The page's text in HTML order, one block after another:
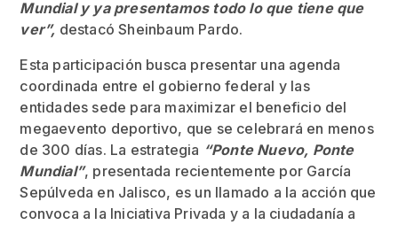
Mundial y ya presentamos todo lo que tiene que
ver”, destacó Sheinbaum Pardo.
Esta participación busca presentar una agenda
coordinada entre el gobierno federal y las
entidades sede para maximizar el beneficio del
megaevento deportivo, que se celebrará en menos
de 300 días. La estrategia “Ponte Nuevo, Ponte
Mundial”, presentada recientemente por García
Sepúlveda en Jalisco, es un llamado a la acción que
convoca a la Iniciativa Privada y a la ciudadanía a